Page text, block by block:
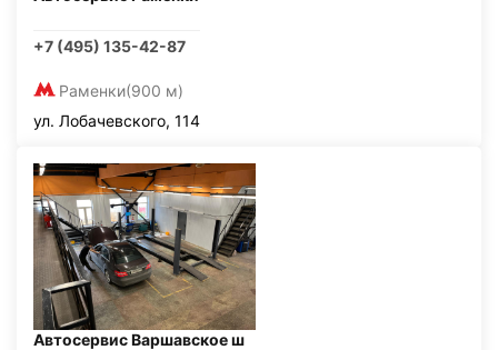
+7 (495) 135-42-87
Раменки(900 м)
ул. Лобачевского, 114
Автосервис Варшавское ш